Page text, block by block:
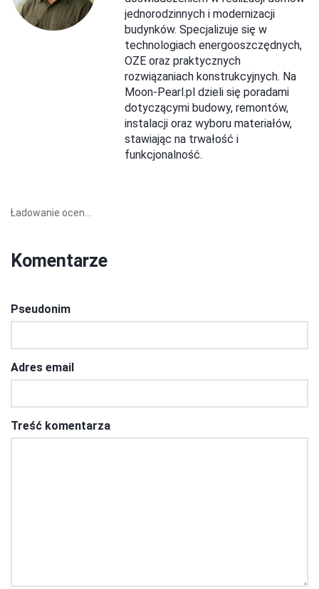
jednorodzinnych i modernizacji
budynków. Specjalizuje się w
technologiach energooszczędnych,
OZE oraz praktycznych
rozwiązaniach konstrukcyjnych. Na
Moon-Pearl.pl dzieli się poradami
dotyczącymi budowy, remontów,
instalacji oraz wyboru materiałów,
stawiając na trwałość i
funkcjonalność.
Ładowanie ocen...
Komentarze
Pseudonim
Adres email
Treść komentarza